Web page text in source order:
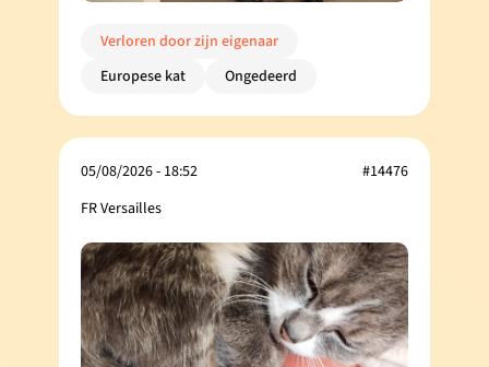
Verloren door zijn eigenaar
Europese kat
Ongedeerd
05/08/2026 - 18:52
FR Versailles
#14476